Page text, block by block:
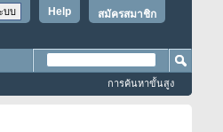
สมัครสมาชิก
Help
การค้นหาขั้นสูง